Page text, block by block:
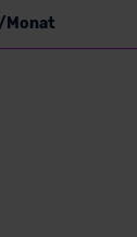
/Monat